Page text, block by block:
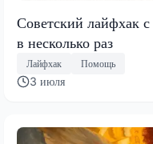
Советский лайфхак
в несколько раз
Лайфхак Помощь
3 июля